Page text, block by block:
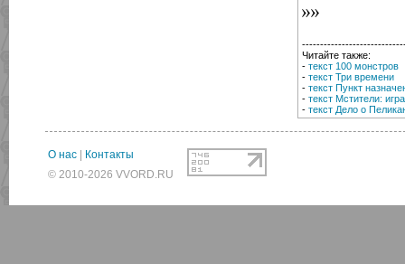
Читайте также:
- текст 100 монстров
- текст Три времени
- текст Пункт
- текст Мстители:
- текст Дело о
О нас
Контакты
© 2010-2026 VVORD.RU